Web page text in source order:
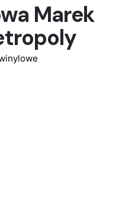
Marek